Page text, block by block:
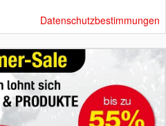
Datenschutzbestimmungen